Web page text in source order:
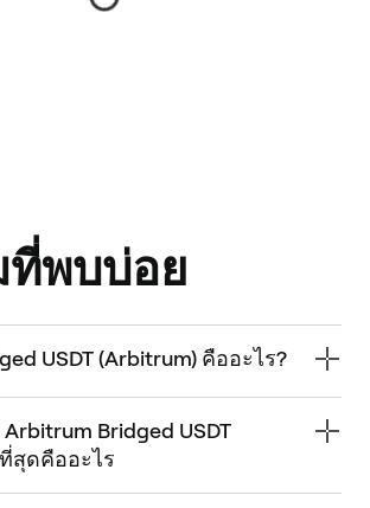
ที่พบบ่อย
USDT (Arbitrum) คืออะไร?
Bridged USDT
สุดคืออะไร